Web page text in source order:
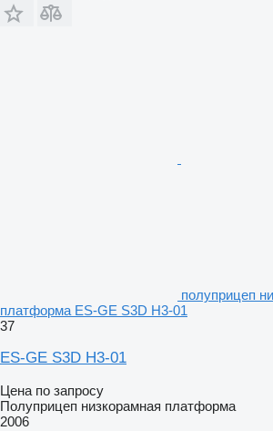
полуприцеп
платформа ES-GE S3D H3-01
37
ES-GE S3D H3-01
Цена по запросу
Полуприцеп низкорамная платформа
2006